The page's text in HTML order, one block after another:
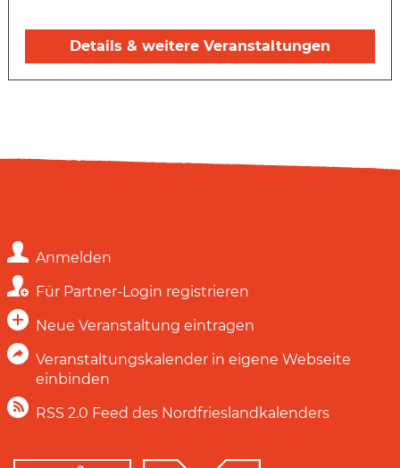
Details & weitere Veranstaltungen
Anmelden
Für Partner-Login registrieren
Neue Veranstaltung eintragen
Veranstaltungskalender in eigene Webseite
einbinden
RSS 2.0 Feed des Nordfrieslandkalenders